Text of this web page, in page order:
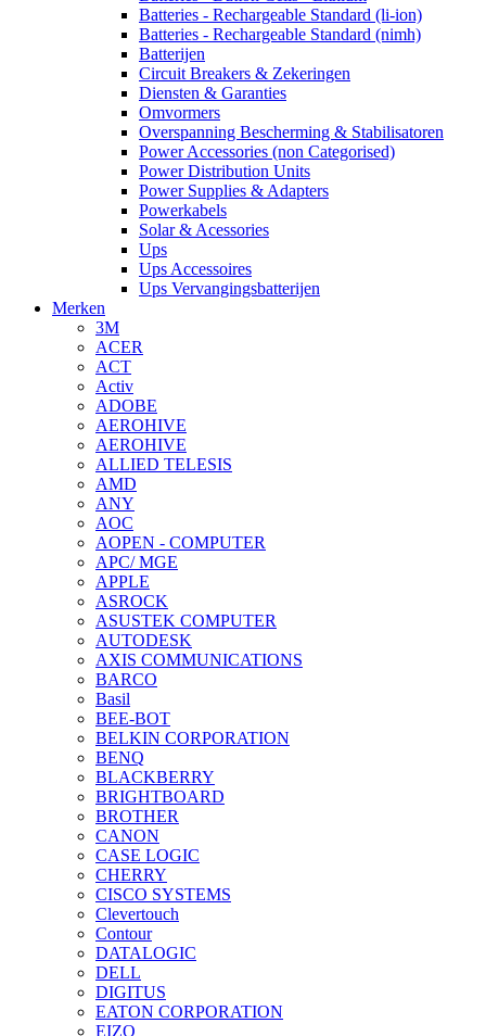
Batteries - Rechargeable Standard (li-ion)
Batteries - Rechargeable Standard (nimh)
Batterijen
Circuit Breakers & Zekeringen
Diensten & Garanties
Omvormers
Overspanning Bescherming & Stabilisatoren
Power Accessories (non Categorised)
Power Distribution Units
Power Supplies & Adapters
Powerkabels
Solar & Acessories
Ups
Ups Accessoires
Ups Vervangingsbatterijen
Merken
3M
ACER
ACT
Activ
ADOBE
AEROHIVE
AEROHIVE
ALLIED TELESIS
AMD
ANY
AOC
AOPEN - COMPUTER
APC/ MGE
APPLE
ASROCK
ASUSTEK COMPUTER
AUTODESK
AXIS COMMUNICATIONS
BARCO
Basil
BEE-BOT
BELKIN CORPORATION
BENQ
BLACKBERRY
BRIGHTBOARD
BROTHER
CANON
CASE LOGIC
CHERRY
CISCO SYSTEMS
Clevertouch
Contour
DATALOGIC
DELL
DIGITUS
EATON CORPORATION
EIZO